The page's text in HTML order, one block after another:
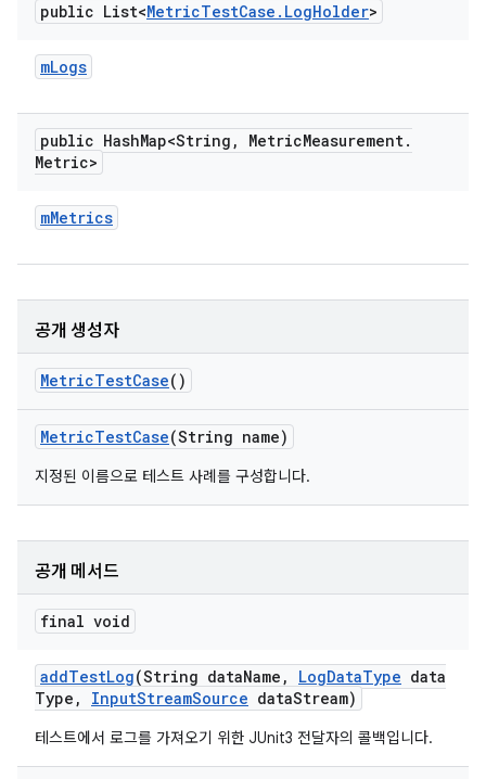
public List<MetricTestCase . LogHolder>
mLogs
public HashMap<String , MetricMeasurement.
Metric>
mMetrics
공개 생성자
MetricTestCase()
MetricTestCase(String name)
지정된 이름으로 테스트 사례를 구성합니다.
공개 메서드
final void
addTestLog(String dataName , LogDataType data
Type , InputStreamSource dataStream)
테스트에서 로그를 가져오기 위한 JUnit3 전달자의 콜백입니다.